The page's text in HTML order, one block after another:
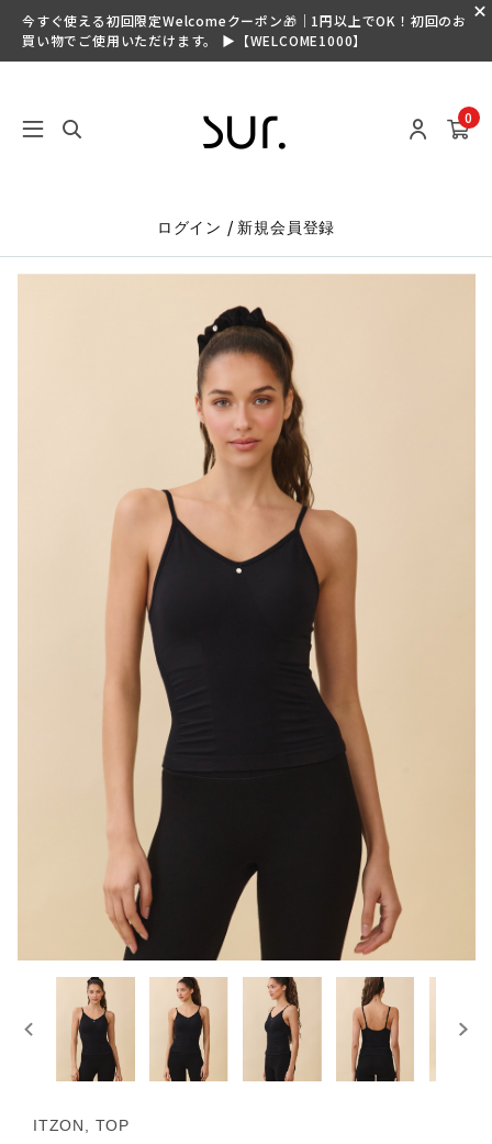
今すぐ使える初回限定Welcomeクーポン🎁｜1円以上でOK！初回のお
買い物でご使用いただけます。 ▶【WELCOME1000】
0
ログイン / 新規会員登録
ITZON, TOP